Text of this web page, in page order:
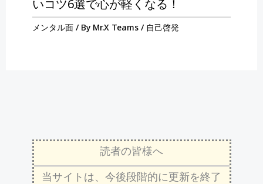
いコツ6選で心が軽くなる！
メンタル面/ By Mr.X Teams / 自己啓発
読者の皆様へ
当サイトは、今後段階的に更新を終了